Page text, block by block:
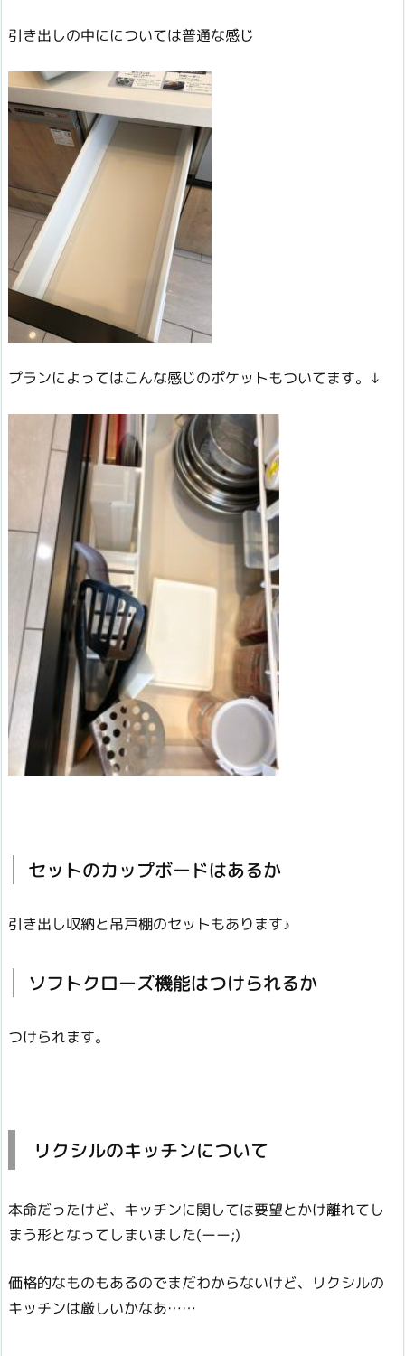
引き出しの中にについては普通な感じ
プランによってはこんな感じのポケットもついてます。↓
セットのカップボードはあるか
引き出し収納と吊戸棚のセットもあります♪
ソフトクローズ機能はつけられるか
つけられます。
リクシルのキッチンについて
本命だったけど、キッチンに関しては要望とかけ離れてし
まう形となってしまいました(ーー;)
価格的なものもあるのでまだわからないけど、リクシルの
キッチンは厳しいかなあ……